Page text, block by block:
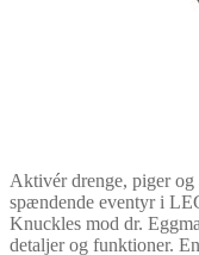
Aktivér drenge, piger og
spændende eventyr i
Knuckles mod dr.
detaljer og funktioner.